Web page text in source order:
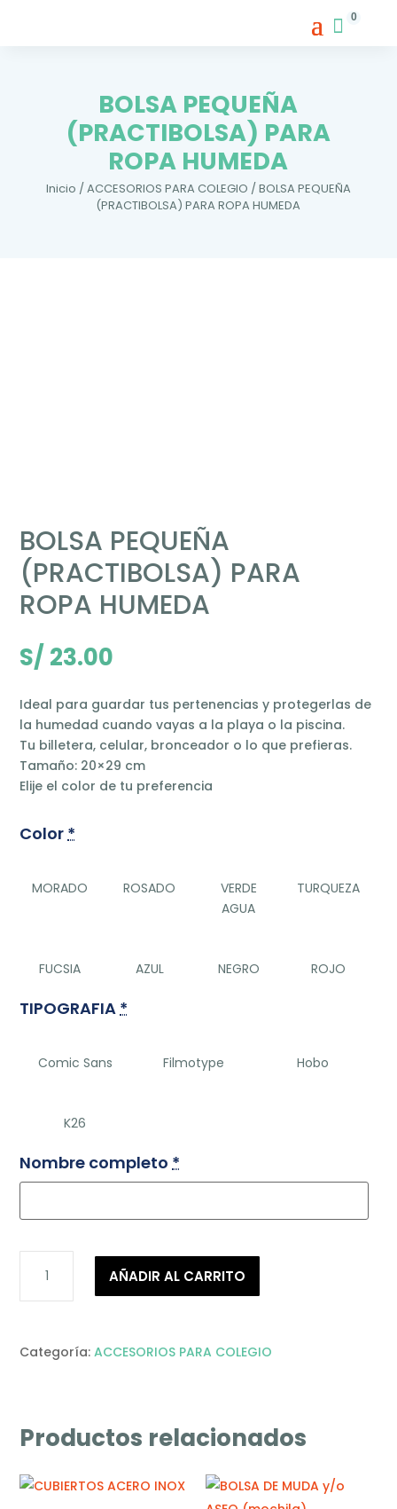
0
BOLSA PEQUEÑA
(PRACTIBOLSA) PARA
ROPA HUMEDA
Inicio /ACCESORIOS PARA COLEGIO / BOLSA PEQUEÑA
(PRACTIBOLSA) PARA ROPA HUMEDA
BOLSA PEQUEÑA
(PRACTIBOLSA) PARA
ROPA HUMEDA
S/ 23.00
Ideal para guardar tus pertenencias y protegerlas de
la humedad cuando vayas a la playa o la piscina.
Tu billetera, celular, bronceador o lo que prefieras.
Tamaño: 20×29 cm
Elije el color de tu preferencia
Color*
MORADO ROSADO
VERDE
AGUA
TURQUEZA
FUCSIA AZUL NEGRO ROJO
TIPOGRAFIA*
Comic Sans Filmotype Hobo
K26
Nombre completo *
PEQUEÑA
(PRACTIBOLSA)
HUMEDA
AÑADIR AL CARRITO
Categoría:ACCESORIOS PARA COLEGIO
Productos relacionados